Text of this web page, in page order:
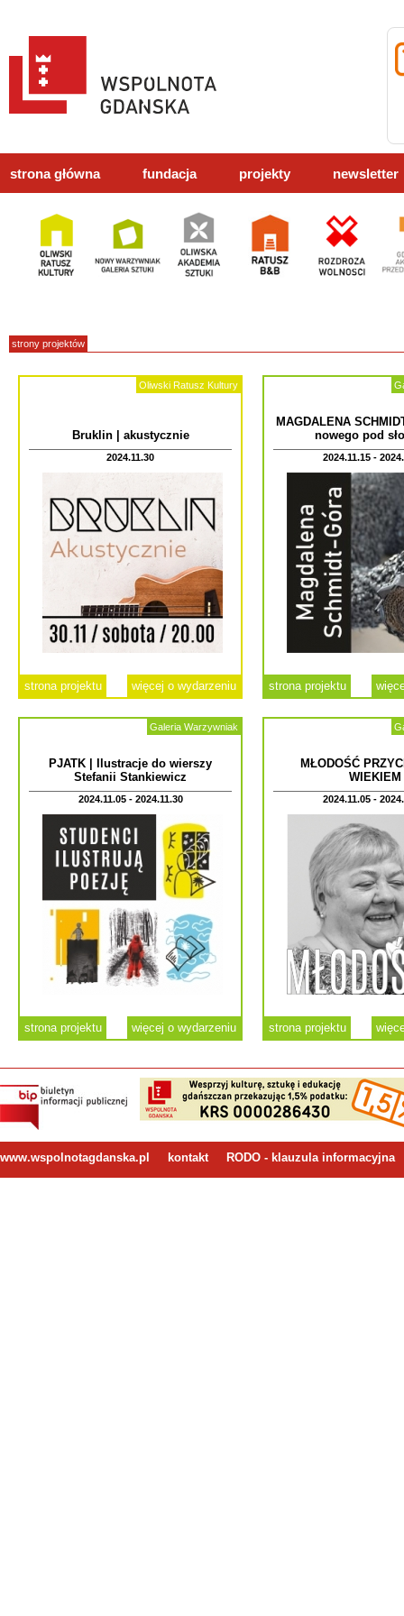
strona główna fundacja projekty newsletter
strony projektów
Oliwski Ratusz Kultury
Bruklin | akustycznie
2024.11.30
strona projektu więcej o wydarzeniu
MAGDALENA
nowego pod
2024.11.15 -
strona projektu
Galeria Warzywniak
PJATK | Ilustracje do wierszy
Stefanii Stankiewicz
2024.11.05 - 2024.11.30
strona projektu więcej o wydarzeniu
MŁODOŚĆ
WIEKIEM
2024.11.05 -
strona projektu
www.wspolnotagdanska.pl kontakt RODO - klauzula informacyjna